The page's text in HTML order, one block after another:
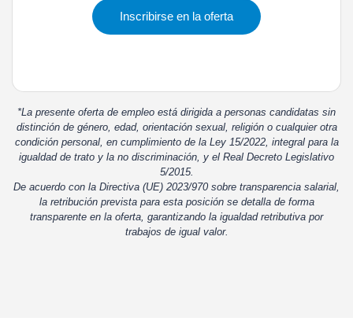
Inscribirse en la oferta
*La presente oferta de empleo está dirigida a personas candidatas sin
distinción de género, edad, orientación sexual, religión o cualquier otra
condición personal, en cumplimiento de la Ley 15/2022, integral para la
igualdad de trato y la no discriminación, y el Real Decreto Legislativo
5/2015.
De acuerdo con la Directiva (UE) 2023/970 sobre transparencia salarial,
la retribución prevista para esta posición se detalla de forma
transparente en la oferta, garantizando la igualdad retributiva por
trabajos de igual valor.